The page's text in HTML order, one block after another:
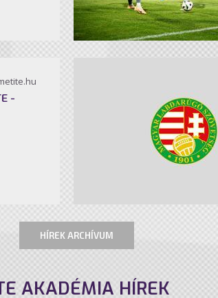
-
HÍREK ARCHÍVUM
AKADÉMIA HÍREK